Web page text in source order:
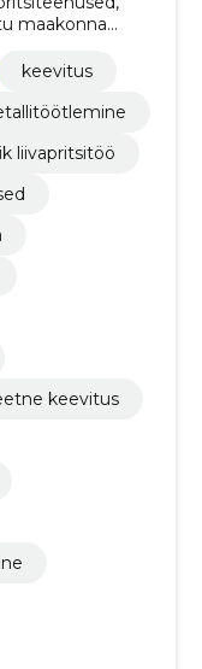
maakonna
keevitus
liivapritsitöö
keevitus